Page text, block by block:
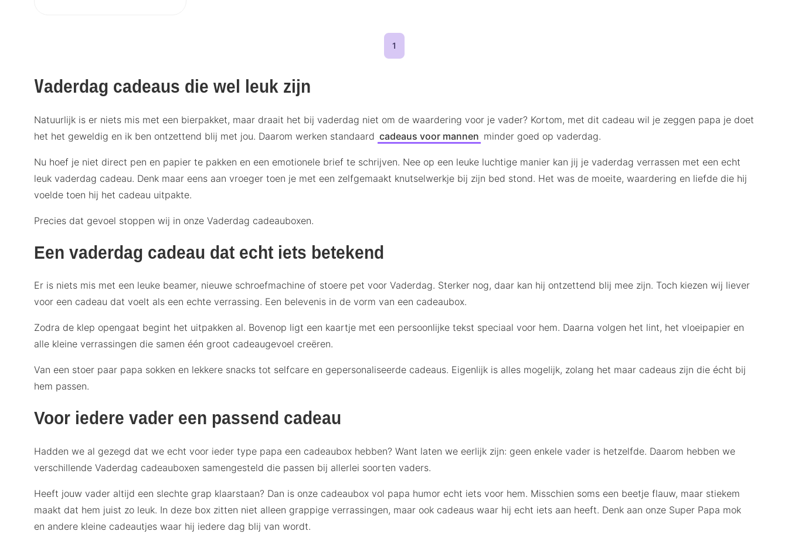
1
Vaderdag cadeaus die wel leuk zijn
Natuurlijk is er niets mis met een bierpakket, maar draait het bij vaderdag niet om de waardering voor je vader? Kortom, met dit cadeau wil je zeggen papa je doet
het het geweldig en ik ben ontzettend blij met jou. Daarom werken standaard cadeaus voor mannen minder goed op vaderdag.
Nu hoef je niet direct pen en papier te pakken en een emotionele brief te schrijven. Nee op een leuke luchtige manier kan jij je vaderdag verrassen met een echt
leuk vaderdag cadeau. Denk maar eens aan vroeger toen je met een zelfgemaakt knutselwerkje bij zijn bed stond. Het was de moeite, waardering en liefde die hij
voelde toen hij het cadeau uitpakte.
Precies dat gevoel stoppen wij in onze Vaderdag cadeauboxen.
Een vaderdag cadeau dat echt iets betekend
Er is niets mis met een leuke beamer, nieuwe schroefmachine of stoere pet voor Vaderdag. Sterker nog, daar kan hij ontzettend blij mee zijn. Toch kiezen wij liever
voor een cadeau dat voelt als een echte verrassing. Een belevenis in de vorm van een cadeaubox.
Zodra de klep opengaat begint het uitpakken al. Bovenop ligt een kaartje met een persoonlijke tekst speciaal voor hem. Daarna volgen het lint, het vloeipapier en
alle kleine verrassingen die samen één groot cadeaugevoel creëren.
Van een stoer paar papa sokken en lekkere snacks tot selfcare en gepersonaliseerde cadeaus. Eigenlijk is alles mogelijk, zolang het maar cadeaus zijn die écht bij
hem passen.
Voor iedere vader een passend cadeau
Hadden we al gezegd dat we echt voor ieder type papa een cadeaubox hebben? Want laten we eerlijk zijn: geen enkele vader is hetzelfde. Daarom hebben we
verschillende Vaderdag cadeauboxen samengesteld die passen bij allerlei soorten vaders.
Heeft jouw vader altijd een slechte grap klaarstaan? Dan is onze cadeaubox vol papa humor echt iets voor hem. Misschien soms een beetje flauw, maar stiekem
maakt dat hem juist zo leuk. In deze box zitten niet alleen grappige verrassingen, maar ook cadeaus waar hij echt iets aan heeft. Denk aan onze Super Papa mok
en andere kleine cadeautjes waar hij iedere dag blij van wordt.